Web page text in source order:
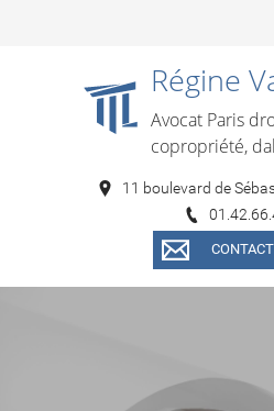
Régine
Avocat Paris
copropriété,
11 boulevard de